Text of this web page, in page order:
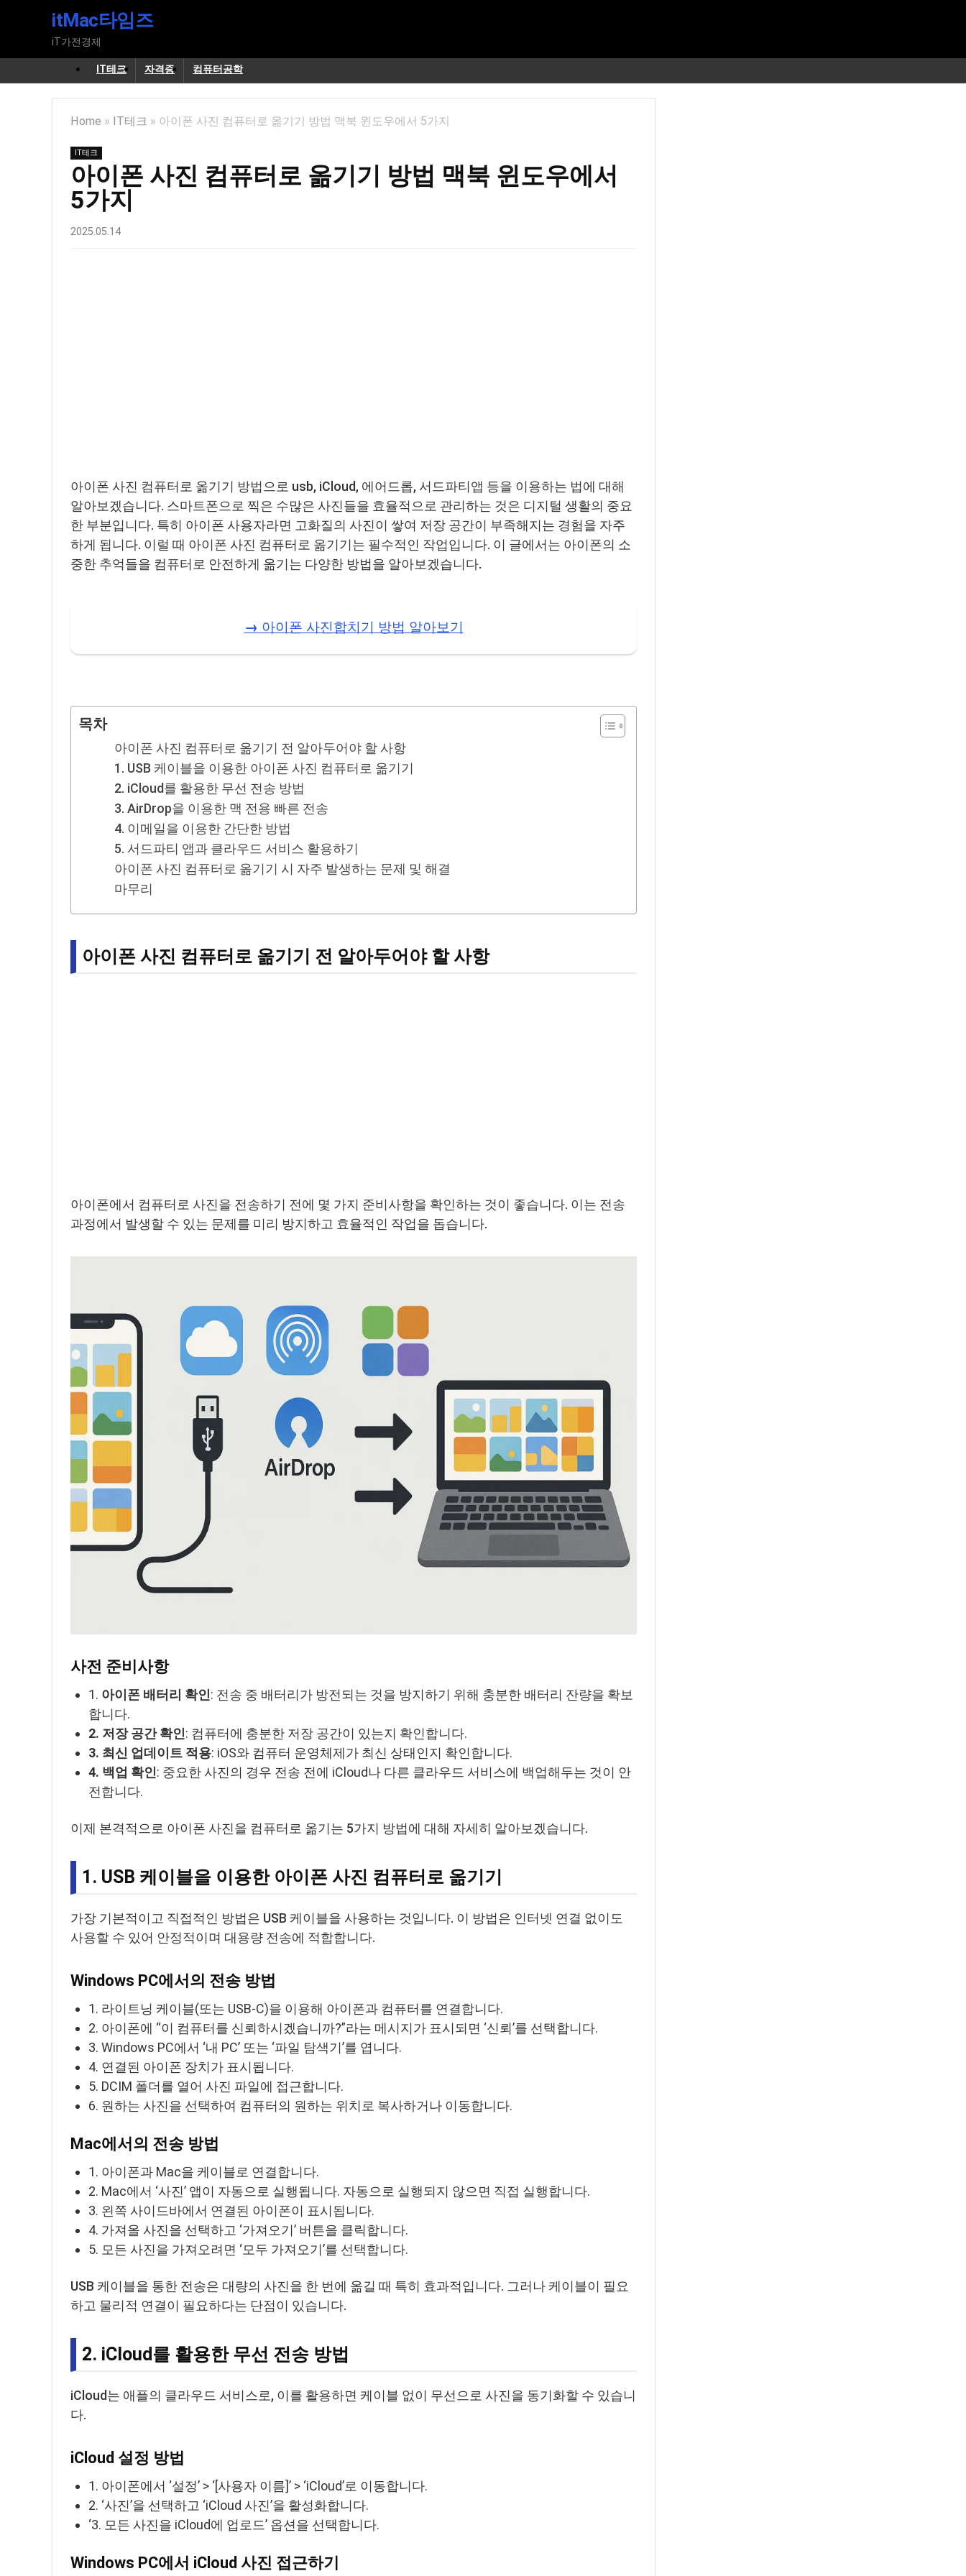
itMac타임즈
iT가전경제
IT테크 자격증 컴퓨터공학
Home » IT테크 » 아이폰 사진 컴퓨터로 옮기기 방법 맥북 윈도우에서 5가지
IT테크
아이폰 사진 컴퓨터로 옮기기 방법 맥북 윈도우에서
5가지
2025.05.14
아이폰 사진 컴퓨터로 옮기기 방법으로 usb, iCloud, 에어드롭, 서드파티앱 등을 이용하는 법에 대해
알아보겠습니다. 스마트폰으로 찍은 수많은 사진들을 효율적으로 관리하는 것은 디지털 생활의 중요
한 부분입니다. 특히 아이폰 사용자라면 고화질의 사진이 쌓여 저장 공간이 부족해지는 경험을 자주
하게 됩니다. 이럴 때 아이폰 사진 컴퓨터로 옮기기는 필수적인 작업입니다. 이 글에서는 아이폰의 소
중한 추억들을 컴퓨터로 안전하게 옮기는 다양한 방법을 알아보겠습니다.
→ 아이폰 사진합치기 방법 알아보기
목차
아이폰 사진 컴퓨터로 옮기기 전 알아두어야 할 사항
1. USB 케이블을 이용한 아이폰 사진 컴퓨터로 옮기기
2. iCloud를 활용한 무선 전송 방법
3. AirDrop을 이용한 맥 전용 빠른 전송
4. 이메일을 이용한 간단한 방법
5. 서드파티 앱과 클라우드 서비스 활용하기
아이폰 사진 컴퓨터로 옮기기 시 자주 발생하는 문제 및 해결
마무리
아이폰 사진 컴퓨터로 옮기기 전 알아두어야 할 사항
아이폰에서 컴퓨터로 사진을 전송하기 전에 몇 가지 준비사항을 확인하는 것이 좋습니다. 이는 전송
과정에서 발생할 수 있는 문제를 미리 방지하고 효율적인 작업을 돕습니다.
사전 준비사항
1. 아이폰 배터리 확인: 전송 중 배터리가 방전되는 것을 방지하기 위해 충분한 배터리 잔량을 확보
합니다.
2. 저장 공간 확인: 컴퓨터에 충분한 저장 공간이 있는지 확인합니다.
3. 최신 업데이트 적용: iOS와 컴퓨터 운영체제가 최신 상태인지 확인합니다.
4. 백업 확인: 중요한 사진의 경우 전송 전에 iCloud나 다른 클라우드 서비스에 백업해두는 것이 안
전합니다.
이제 본격적으로 아이폰 사진을 컴퓨터로 옮기는 5가지 방법에 대해 자세히 알아보겠습니다.
1. USB 케이블을 이용한 아이폰 사진 컴퓨터로 옮기기
가장 기본적이고 직접적인 방법은 USB 케이블을 사용하는 것입니다. 이 방법은 인터넷 연결 없이도
사용할 수 있어 안정적이며 대용량 전송에 적합합니다.
Windows PC에서의 전송 방법
1. 라이트닝 케이블(또는 USB-C)을 이용해 아이폰과 컴퓨터를 연결합니다.
2. 아이폰에 “이 컴퓨터를 신뢰하시겠습니까?”라는 메시지가 표시되면 ‘신뢰’를 선택합니다.
3. Windows PC에서 ‘내 PC’ 또는 ‘파일 탐색기’를 엽니다.
4. 연결된 아이폰 장치가 표시됩니다.
5. DCIM 폴더를 열어 사진 파일에 접근합니다.
6. 원하는 사진을 선택하여 컴퓨터의 원하는 위치로 복사하거나 이동합니다.
Mac에서의 전송 방법
1. 아이폰과 Mac을 케이블로 연결합니다.
2. Mac에서 ‘사진’ 앱이 자동으로 실행됩니다. 자동으로 실행되지 않으면 직접 실행합니다.
3. 왼쪽 사이드바에서 연결된 아이폰이 표시됩니다.
4. 가져올 사진을 선택하고 ‘가져오기’ 버튼을 클릭합니다.
5. 모든 사진을 가져오려면 ‘모두 가져오기’를 선택합니다.
USB 케이블을 통한 전송은 대량의 사진을 한 번에 옮길 때 특히 효과적입니다. 그러나 케이블이 필요
하고 물리적 연결이 필요하다는 단점이 있습니다.
2. iCloud를 활용한 무선 전송 방법
iCloud는 애플의 클라우드 서비스로, 이를 활용하면 케이블 없이 무선으로 사진을 동기화할 수 있습니
다.
iCloud 설정 방법
1. 아이폰에서 ‘설정’ > ‘[사용자 이름]’ > ‘iCloud’로 이동합니다.
2. ‘사진’을 선택하고 ‘iCloud 사진’을 활성화합니다.
‘3. 모든 사진을 iCloud에 업로드’ 옵션을 선택합니다.
Windows PC에서 iCloud 사진 접근하기